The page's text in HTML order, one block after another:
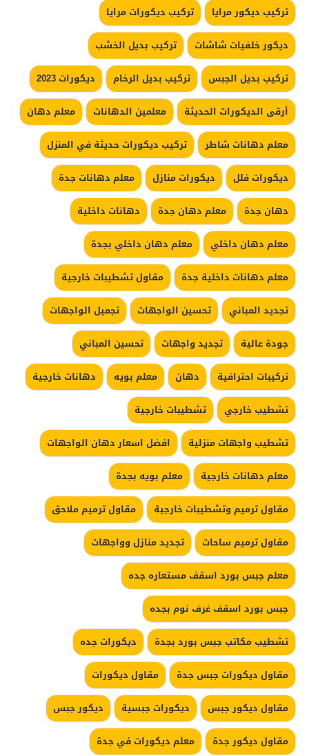
تركيب ديكور مرايا
تركيب ديكورات مرايا
ديكور خلفيات شاشات
تركيب بديل الخشب
تركيب بديل الجبس
تركيب بديل الرخام
ديكورات 2023
أرقى الديكورات الحديثة
معلمين الدهانات
معلم دهان
معلم دهانات شاطر
تركيب ديكورات حديثة في المنزل
ديكورات فلل
ديكورات منازل
معلم دهانات جدة
دهان جدة
معلم دهان جدة
دهانات داخلية
معلم دهان داخلي
معلم دهان داخلي بجدة
معلم دهانات داخلية جدة
مقاول تشطيبات خارجية
تجديد المباني
تحسين الواجهات
تجميل الواجهات
جودة عالية
تجديد واجهات
تحسين المباني
تركيبات احترافية
دهان معلم بويه
دهانات خارجية
تشطيب خارجي
تشطيبات خارجية
تشطيب واجهات منزلية
افضل اسعار دهان الواجهات
معلم دهانات خارجية
معلم بويه بجدة
مقاول ترميم وتشطيبات خارجية
مقاول ترميم ملاحق
مقاول ترميم ساحات
تجديد منازل وواجهات
معلم جبس بورد اسقف مستعاره جده
جبس بورد اسقف غرف نوم بجده
تشطيب مكاتب جبس بورد بجدة
ديكورات جده
مقاول ديكورات جبس جدة
مقاول ديكورات
مقاول ديكور جبس
ديكورات جبسية
ديكور جبس
مقاول ديكور جدة
معلم ديكورات في جدة